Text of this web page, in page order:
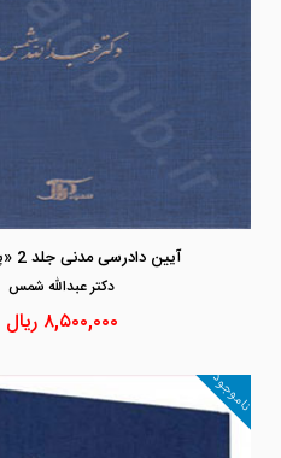
آیین دادرسی مدنی جلد 2 «پیشرفته»
دكتر عبدالله شمس
۸,۵۰۰,۰۰۰ ریال
ناموجود